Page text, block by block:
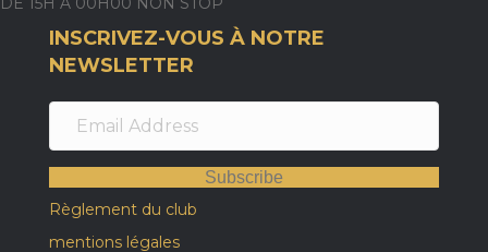
INSCRIVEZ-VOUS À NOTRE
NEWSLETTER
Subscribe
Règlement du club
mentions légales